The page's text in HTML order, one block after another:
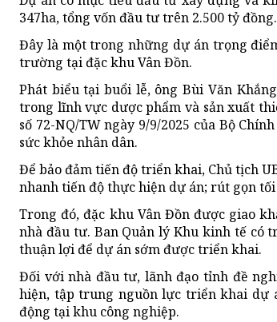
347ha, tổng vốn đầu tư trên 2.500 tỷ đồng.
Đây là một trong những dự án trọng
trường tại đặc khu Vân Đồn.
Phát biểu tại buổi lễ, ông Bùi Văn
trong lĩnh vực dược phẩm và sản xuất
số 72-NQ/TW ngày 9/9/2025 của Bộ
sức khỏe nhân dân.
Để bảo đảm tiến độ triển khai, Chủ tịch
nhanh tiến độ thực hiện dự án; rút gọn
Trong đó, đặc khu Vân Đồn được giao
nhà đầu tư. Ban Quản lý Khu kinh tế có
thuận lợi để dự án sớm được triển khai.
Đối với nhà đầu tư, lãnh đạo tỉnh đề
hiện, tập trung nguồn lực triển khai dự
động tại khu công nghiệp.